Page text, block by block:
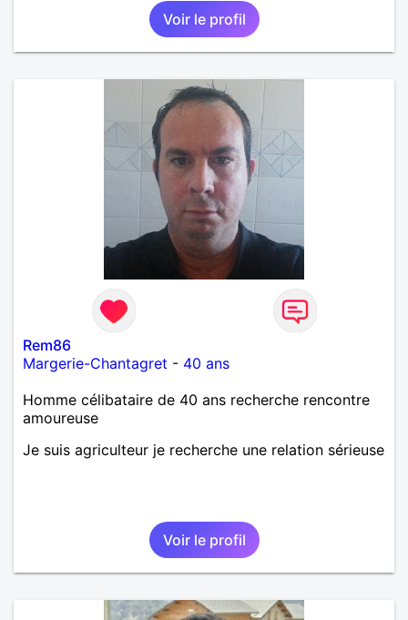
Voir le profil
Rem86
Margerie-Chantagret - 40 ans
Homme célibataire de 40 ans recherche rencontre
amoureuse
Je suis agriculteur je recherche une relation sérieuse
Voir le profil